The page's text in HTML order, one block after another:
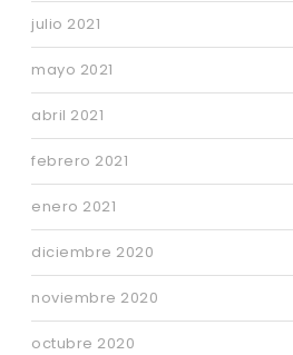
julio 2021
mayo 2021
abril 2021
febrero 2021
enero 2021
diciembre 2020
noviembre 2020
octubre 2020